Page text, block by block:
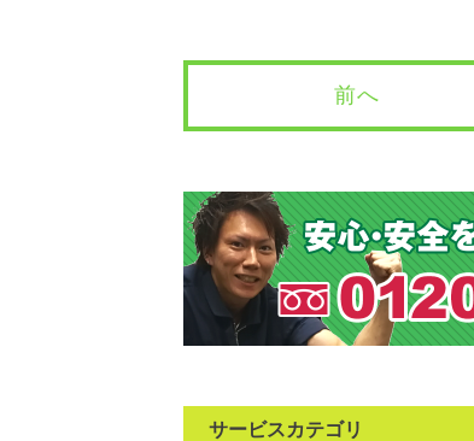
前へ
サービスカテゴリ